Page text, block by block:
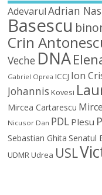
Adevarul Adrian
Basescu
Crin
Veche DNA
Gabriel Oprea ICCJ Ion
Johannis Kovesi
Mircea Cartarescu
Nicusor Dan PDL Plesu
Sebastian Ghita Senatul
UDMRUdrea USL